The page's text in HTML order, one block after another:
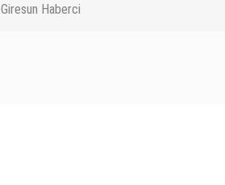
Giresun Haberci